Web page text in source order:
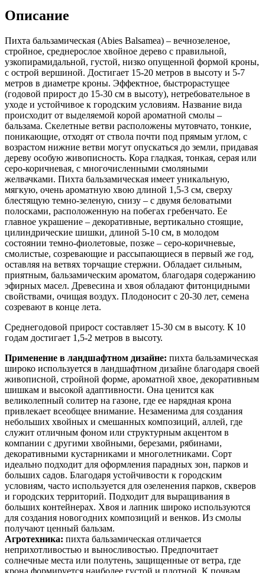
Описание
Пихта бальзамическая (Abies Balsamea) – вечнозеленое,
стройное, среднерослое хвойное дерево с правильной,
узкопирамидальной, густой, низко опущенной формой кроны,
с острой вершиной. Достигает 15-20 метров в высоту и 5-7
метров в диаметре кроны. Эффектное, быстрорастущее
(годовой прирост до 15-30 см в высоту), нетребовательное в
уходе и устойчивое к городским условиям. Название вида
происходит от выделяемой корой ароматной смолы –
бальзама. Скелетные ветви расположены мутовчато, тонкие,
поникающие, отходят от ствола почти под прямым углом, с
возрастом нижние ветви могут опускаться до земли, придавая
дереву особую живописность. Кора гладкая, тонкая, серая или
серо-коричневая, с многочисленными смоляными
желвачками. Пихта бальзамическая имеет уникальную,
мягкую, очень ароматную хвою длиной 1,5-3 см, сверху
блестящую темно-зеленую, снизу – с двумя беловатыми
полосками, расположенную на побегах гребенчато. Ее
главное украшение – декоративные, вертикально стоящие,
цилиндрические шишки, длиной 5-10 см, в молодом
состоянии темно-фиолетовые, позже – серо-коричневые,
смолистые, созревающие и рассыпающиеся в первый же год,
оставляя на ветвях торчащие стержни. Обладает сильным,
приятным, бальзамическим ароматом, благодаря содержанию
эфирных масел. Древесина и хвоя обладают фитонцидными
свойствами, очищая воздух. Плодоносит с 20-30 лет, семена
созревают в конце лета.
Среднегодовой прирост составляет 15-30 см в высоту. К 10
годам достигает 1,5-2 метров в высоту.
Применение в ландшафтном дизайне: пихта бальзамическая
широко используется в ландшафтном дизайне благодаря своей
живописной, стройной форме, ароматной хвое, декоративным
шишкам и высокой адаптивности. Она ценится как
великолепный солитер на газоне, где ее нарядная крона
привлекает всеобщее внимание. Незаменима для создания
небольших хвойных и смешанных композиций, аллей, где
служит отличным фоном или структурным акцентом в
компании с другими хвойными, березами, рябинами,
декоративными кустарниками и многолетниками. Сорт
идеально подходит для оформления парадных зон, парков и
больших садов. Благодаря устойчивости к городским
условиям, часто используется для озеленения парков, скверов
и городских территорий. Подходит для выращивания в
больших контейнерах. Хвоя и лапник широко используются
для создания новогодних композиций и венков. Из смолы
получают ценный бальзам.
Агротехника: пихта бальзамическая отличается
неприхотливостью и выносливостью. Предпочитает
солнечные места или полутень, защищенные от ветра, где
крона формируется наиболее густой и плотной. К почвам